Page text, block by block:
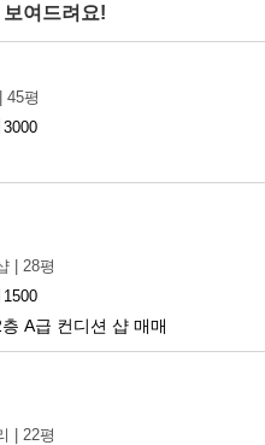
여드려요!
45평
3000
| 28평
1500
A급 컨디션 샵 매매
| 22평